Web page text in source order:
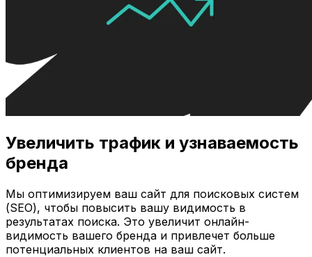
Увеличить трафик и узнаваемость
бренда
Мы оптимизируем ваш сайт для поисковых систем
(SEO), чтобы повысить вашу видимость в
результатах поиска. Это увеличит онлайн-
видимость вашего бренда и привлечет больше
потенциальных клиентов на ваш сайт.